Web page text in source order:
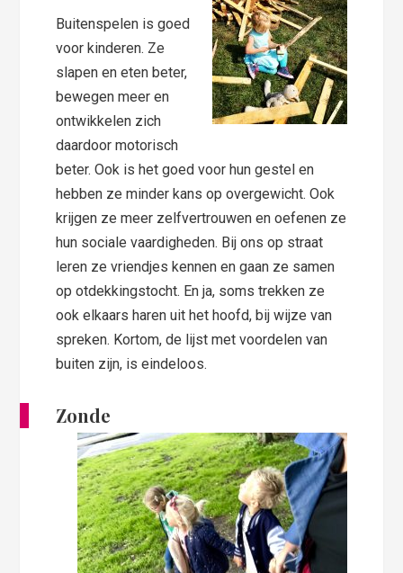
Buitenspelen is goed
voor kinderen. Ze
slapen en eten beter,
bewegen meer en
ontwikkelen zich
daardoor motorisch
beter. Ook is het goed voor hun gestel en
hebben ze minder kans op overgewicht. Ook
krijgen ze meer zelfvertrouwen en oefenen ze
hun sociale vaardigheden. Bij ons op straat
leren ze vriendjes kennen en gaan ze samen
op otdekkingstocht. En ja, soms trekken ze
ook elkaars haren uit het hoofd, bij wijze van
spreken. Kortom, de lijst met voordelen van
buiten zijn, is eindeloos.
Zonde